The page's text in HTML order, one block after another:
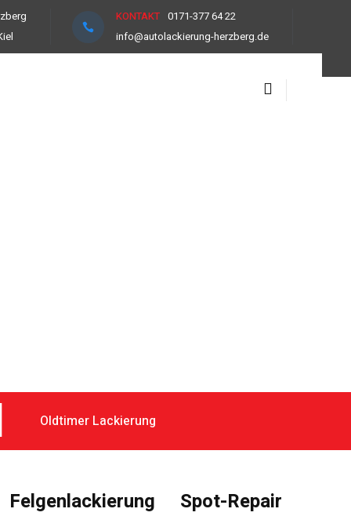
KONTAKT 0171-377 64 22
info@autolackierung-herzberg.de
Oldtimer Lackierung
Felgenlackierung Spot-Repair​